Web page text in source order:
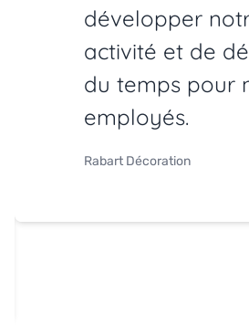
développer
activité et de
du temps pour
employés.
Rabart Décoration